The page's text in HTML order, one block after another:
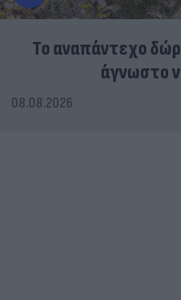
To αναπάντεχο
άγνωστο
08.08.2026